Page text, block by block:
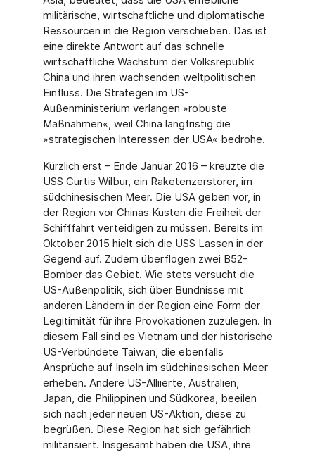
militärische, wirtschaftliche und diplomatische
Ressourcen in die Region verschieben. Das ist
eine direkte Antwort auf das schnelle
wirtschaftliche Wachstum der Volksrepublik
China und ihren wachsenden weltpolitischen
Einfluss. Die Strategen im US-
Außenministerium verlangen »robuste
Maßnahmen«, weil China langfristig die
»strategischen Interessen der USA« bedrohe.
Kürzlich erst – Ende Januar 2016 – kreuzte die
USS Curtis Wilbur, ein Raketenzerstörer, im
südchinesischen Meer. Die USA geben vor, in
der Region vor Chinas Küsten die Freiheit der
Schifffahrt verteidigen zu müssen. Bereits im
Oktober 2015 hielt sich die USS Lassen in der
Gegend auf. Zudem überflogen zwei B52-
Bomber das Gebiet. Wie stets versucht die
US-Außenpolitik, sich über Bündnisse mit
anderen Ländern in der Region eine Form der
Legitimität für ihre Provokationen zuzulegen. In
diesem Fall sind es Vietnam und der historische
US-Verbündete Taiwan, die ebenfalls
Ansprüche auf Inseln im südchinesischen Meer
erheben. Andere US-Alliierte, Australien,
Japan, die Philippinen und Südkorea, beeilen
sich nach jeder neuen US-Aktion, diese zu
begrüßen. Diese Region hat sich gefährlich
militarisiert. Insgesamt haben die USA, ihre